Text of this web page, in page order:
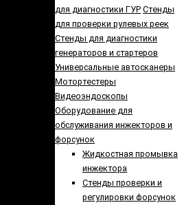
для диагностики ГУР Стенды
для проверки рулевых реек
Cтенды для диагностики
генераторов и стартеров
Универсальные автосканеры
Мотортестеры
Видеоэндоскопы
Оборудование для
обслуживания инжекторов и
форсунок
Жидкостная промывка
инжектора
Стенды проверки и
регулировки форсунок